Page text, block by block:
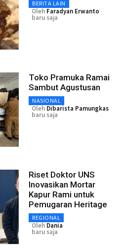
BERITA LAIN
Oleh Faradyan Erwanto
baru saja
Toko Pramuka Ramai
Sambut Agustusan
NASIONAL
Oleh Dibarista Pamungkas
baru saja
Riset Doktor UNS
Inovasikan Mortar
Kapur Rami untuk
Pemugaran Heritage
REGIONAL
Oleh Dania
baru saja